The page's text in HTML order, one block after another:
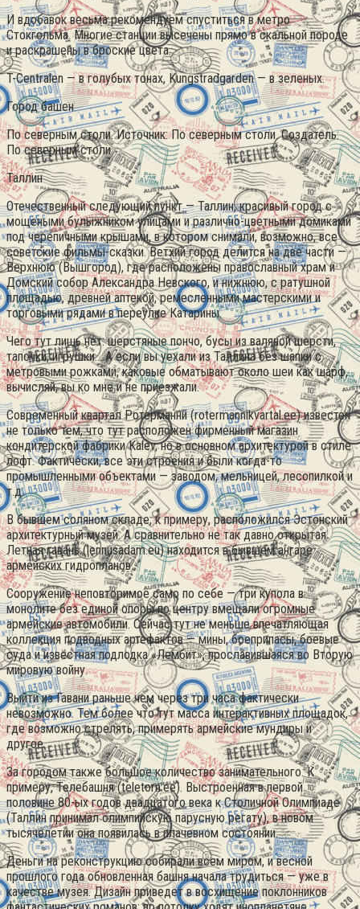
И вдобавок весьма рекомендуем спуститься в метро
Стокгольма. Многие станции высечены прямо в скальной породе
и раскрашены в броские цвета.
T-Centralen — в голубых тонах, Kungstradgarden — в зеленых.
Город башен
По северным столи. Источник: По северным столи. Создатель:
По северным столи
Таллин
Отечественный следующий пункт — Таллин, красивый город с
мощеными булыжником улицами и различно-цветными домиками
под черепичными крышами, в котором снимали, возможно, все
советские фильмы-сказки. Ветхий город делится на две части —
Верхнюю (Вышгород), где расположены православный храм и
Домский собор Александра Невского, и нижнюю, с ратушной
площадью, древней аптекой, ремесленными мастерскими и
торговыми рядами в переулке Катарины.
Чего тут лишь нет: шерстяные пончо, бусы из валяной шерсти,
тапочки, игрушки… А если вы уехали из Таллина без шапки с
метровыми рожками, каковые обматывают около шеи как шарф,
вычисляй, вы ко мне и не приезжали.
Современный квартал Ротерманни (rotermannikvartal.ee) известен
не только тем, что тут расположен фирменный магазин
кондитерской фабрики Kalev, но в основном архитектурой в стиле
лофт. Фактически, все эти строения и были когда-то
промышленными объектами — заводом, мельницей, лесопилкой и
т.д.
В бывшем соляном складе, к примеру, расположился Эстонский
архитектурный музей. А сравнительно не так давно открытая
Летная гавань (lennusadam.eu) находится в бывшем ангаре
армейских гидропланов.
Сооружение неповторимое само по себе — три купола в
монолите без единой опоры по центру вмещали огромные
армейские автомобили. Сейчас тут не меньше впечатляющая
коллекция подводных артефактов — мины, боеприпасы, боевые
суда и известная подлодка «Лембит», прославившаяся во Вторую
мировую войну.
Выйти из Гавани раньше чем через три часа фактически
невозможно. Тем более что тут масса интерактивных площадок,
где возможно стрелять, примерять армейские мундиры и
другое.
За городом также большое количество занимательного. К
примеру, Телебашня (teletorn.ee). Выстроенная в первой
половине 80-ых годов двадцатого века к Столичной Олимпиаде
(Таллин принимал олимпийскую парусную регату), в новом
тысячелетии она появилась в плачевном состоянии.
Деньги на реконструкцию собирали всем миром, и весной
прошлого года обновленная башня начала трудиться — уже в
качестве музея. Дизайн приведет в восхищение поклонников